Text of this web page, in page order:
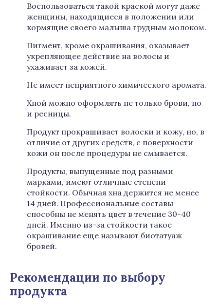
Воспользоваться такой краской могут даже
женщины, находящиеся в положении или
кормящие своего малыша грудным молоком.
Пигмент, кроме окрашивания, оказывает
укрепляющее действие на волосы и
ухаживает за кожей.
Не имеет неприятного химического аромата.
Хной можно оформлять не только брови, но
и ресницы.
Продукт прокрашивает волоски и кожу, но, в
отличие от других средств, с поверхности
кожи он после процедуры не смывается.
Продукты, выпущенные под разными
марками, имеют отличные степени
стойкости. Обычная хна держится не менее
14 дней. Профессиональные составы
способны не менять цвет в течение 30-40
дней. Именно из-за стойкости такое
окрашивание еще называют биотатуаж
бровей.
Рекомендации по выбору
продукта